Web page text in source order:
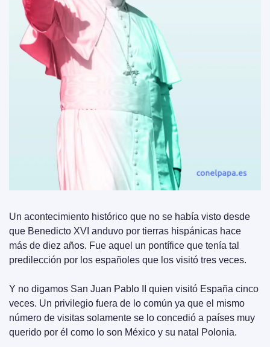
Un acontecimiento histórico que no se había visto desde
que Benedicto XVI anduvo por tierras hispánicas hace
más de diez años. Fue aquel un pontífice que tenía tal
predilección por los españoles que los visitó tres veces.
Y no digamos San Juan Pablo II quien visitó España cinco
veces. Un privilegio fuera de lo común ya que el mismo
número de visitas solamente se lo concedió a países muy
querido por él como lo son México y su natal Polonia.